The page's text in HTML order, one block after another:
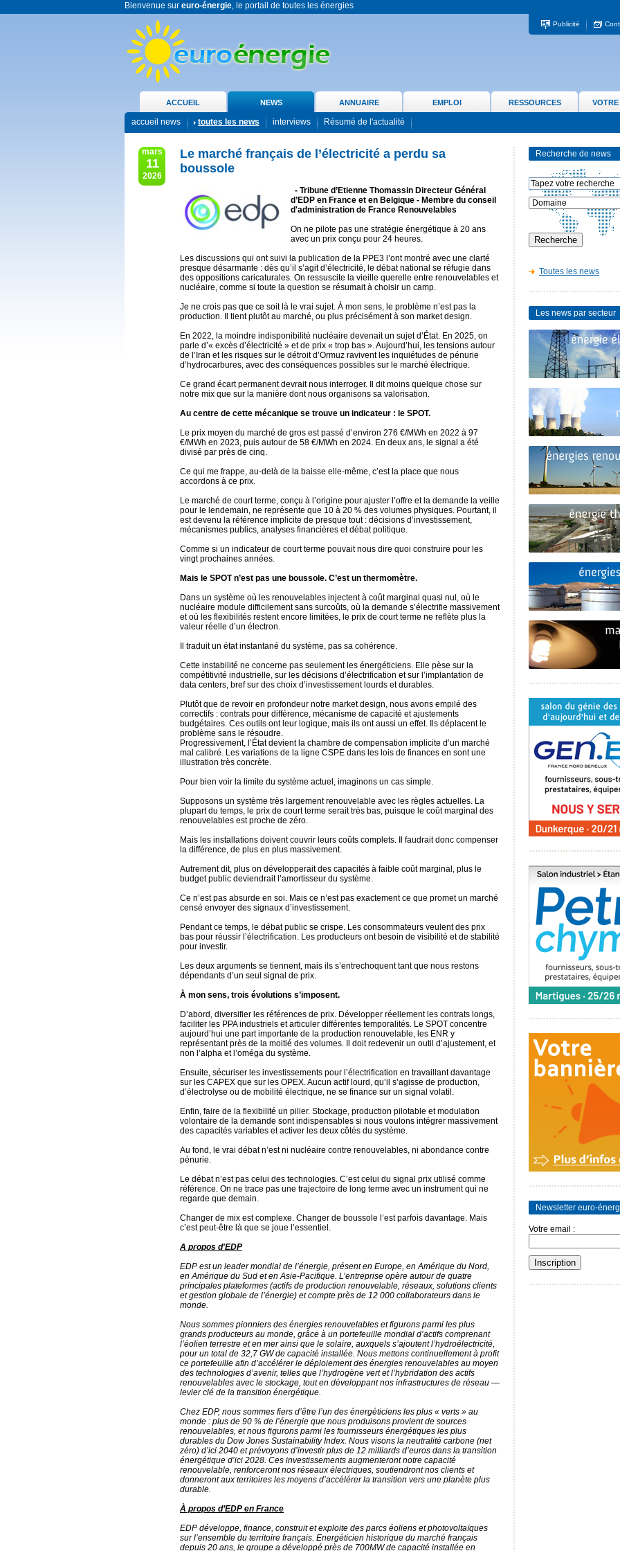
Bienvenue sur euro-énergie, le portail de toutes les énergies
Publicité
ACCUEIL NEWS ANNUAIRE EMPLOI RESSOURCES
accueil news toutes les news interviews Résumé de l'actualité
mars
11
2026
Le marché français de l’électricité a perdu sa
boussole
- Tribune d’Etienne Thomassin Directeur Général
d’EDP en France et en Belgique - Membre du conseil
d'administration de France Renouvelables
On ne pilote pas une stratégie énergétique à 20 ans
avec un prix conçu pour 24 heures.
Les discussions qui ont suivi la publication de la PPE3 l’ont montré avec une clarté
presque désarmante : dès qu’il s’agit d’électricité, le débat national se réfugie dans
des oppositions caricaturales. On ressuscite la vieille querelle entre renouvelables et
nucléaire, comme si toute la question se résumait à choisir un camp.
Je ne crois pas que ce soit là le vrai sujet. À mon sens, le problème n’est pas la
production. Il tient plutôt au marché, ou plus précisément à son market design.
En 2022, la moindre indisponibilité nucléaire devenait un sujet d’État. En 2025, on
parle d’« excès d’électricité » et de prix « trop bas ». Aujourd’hui, les tensions autour
de l’Iran et les risques sur le détroit d’Ormuz ravivent les inquiétudes de pénurie
d’hydrocarbures, avec des conséquences possibles sur le marché électrique.
Ce grand écart permanent devrait nous interroger. Il dit moins quelque chose sur
notre mix que sur la manière dont nous organisons sa valorisation.
Au centre de cette mécanique se trouve un indicateur : le SPOT.
Le prix moyen du marché de gros est passé d’environ 276 €/MWh en 2022 à 97
€/MWh en 2023, puis autour de 58 €/MWh en 2024. En deux ans, le signal a été
divisé par près de cinq.
Ce qui me frappe, au-delà de la baisse elle-même, c’est la place que nous
accordons à ce prix.
Le marché de court terme, conçu à l’origine pour ajuster l’offre et la demande la veille
pour le lendemain, ne représente que 10 à 20 % des volumes physiques. Pourtant, il
est devenu la référence implicite de presque tout : décisions d’investissement,
mécanismes publics, analyses financières et débat politique.
Comme si un indicateur de court terme pouvait nous dire quoi construire pour les
vingt prochaines années.
Mais le SPOT n’est pas une boussole. C’est un thermomètre.
Dans un système où les renouvelables injectent à coût marginal quasi nul, où le
nucléaire module difficilement sans surcoûts, où la demande s’électrifie massivement
et où les flexibilités restent encore limitées, le prix de court terme ne reflète plus la
valeur réelle d’un électron.
Il traduit un état instantané du système, pas sa cohérence.
Cette instabilité ne concerne pas seulement les énergéticiens. Elle pèse sur la
compétitivité industrielle, sur les décisions d’électrification et sur l’implantation de
data centers, bref sur des choix d’investissement lourds et durables.
Plutôt que de revoir en profondeur notre market design, nous avons empilé des
correctifs : contrats pour différence, mécanisme de capacité et ajustements
budgétaires. Ces outils ont leur logique, mais ils ont aussi un effet. Ils déplacent le
problème sans le résoudre.
Progressivement, l’État devient la chambre de compensation implicite d’un marché
mal calibré. Les variations de la ligne CSPE dans les lois de finances en sont une
illustration très concrète.
Pour bien voir la limite du système actuel, imaginons un cas simple.
Supposons un système très largement renouvelable avec les règles actuelles. La
plupart du temps, le prix de court terme serait très bas, puisque le coût marginal des
renouvelables est proche de zéro.
Mais les installations doivent couvrir leurs coûts complets. Il faudrait donc compenser
la différence, de plus en plus massivement.
Autrement dit, plus on développerait des capacités à faible coût marginal, plus le
budget public deviendrait l’amortisseur du système.
Ce n’est pas absurde en soi. Mais ce n’est pas exactement ce que promet un marché
censé envoyer des signaux d’investissement.
Pendant ce temps, le débat public se crispe. Les consommateurs veulent des prix
bas pour réussir l’électrification. Les producteurs ont besoin de visibilité et de stabilité
pour investir.
Les deux arguments se tiennent, mais ils s’entrechoquent tant que nous restons
dépendants d’un seul signal de prix.
À mon sens, trois évolutions s’imposent.
D’abord, diversifier les références de prix. Développer réellement les contrats longs,
faciliter les PPA industriels et articuler différentes temporalités. Le SPOT concentre
aujourd’hui une part importante de la production renouvelable, les ENR y
représentant près de la moitié des volumes. Il doit redevenir un outil d’ajustement, et
non l’alpha et l’oméga du système.
Ensuite, sécuriser les investissements pour l’électrification en travaillant davantage
sur les CAPEX que sur les OPEX. Aucun actif lourd, qu’il s’agisse de production,
d’électrolyse ou de mobilité électrique, ne se finance sur un signal volatil.
Enfin, faire de la flexibilité un pilier. Stockage, production pilotable et modulation
volontaire de la demande sont indispensables si nous voulons intégrer massivement
des capacités variables et activer les deux côtés du système.
Au fond, le vrai débat n’est ni nucléaire contre renouvelables, ni abondance contre
pénurie.
Le débat n’est pas celui des technologies. C’est celui du signal prix utilisé comme
référence. On ne trace pas une trajectoire de long terme avec un instrument qui ne
regarde que demain.
Changer de mix est complexe. Changer de boussole l’est parfois davantage. Mais
c’est peut-être là que se joue l’essentiel.
A propos d'EDP
EDP est un leader mondial de l’énergie, présent en Europe, en Amérique du Nord,
en Amérique du Sud et en Asie-Pacifique. L’entreprise opère autour de quatre
principales plateformes (actifs de production renouvelable, réseaux, solutions clients
et gestion globale de l’énergie) et compte près de 12 000 collaborateurs dans le
monde.
Nous sommes pionniers des énergies renouvelables et figurons parmi les plus
grands producteurs au monde, grâce à un portefeuille mondial d’actifs comprenant
l’éolien terrestre et en mer ainsi que le solaire, auxquels s’ajoutent l’hydroélectricité,
pour un total de 32,7 GW de capacité installée. Nous mettons continuellement à profit
ce portefeuille afin d’accélérer le déploiement des énergies renouvelables au moyen
des technologies d’avenir, telles que l’hydrogène vert et l’hybridation des actifs
renouvelables avec le stockage, tout en développant nos infrastructures de réseau —
levier clé de la transition énergétique.
Chez EDP, nous sommes fiers d’être l’un des énergéticiens les plus « verts » au
monde : plus de 90 % de l’énergie que nous produisons provient de sources
renouvelables, et nous figurons parmi les fournisseurs énergétiques les plus
durables du Dow Jones Sustainability Index. Nous visons la neutralité carbone (net
zéro) d’ici 2040 et prévoyons d’investir plus de 12 milliards d’euros dans la transition
énergétique d’ici 2028. Ces investissements augmenteront notre capacité
renouvelable, renforceront nos réseaux électriques, soutiendront nos clients et
donneront aux territoires les moyens d’accélérer la transition vers une planète plus
durable.
À propos d’EDP en France
EDP développe, finance, construit et exploite des parcs éoliens et photovoltaïques
sur l’ensemble du territoire français. Energéticien historique du marché français
depuis 20 ans, le groupe a développé près de 700MW de capacité installée en
Recherche de news
Toutes les news
Les news par secteur
Newsletter euro-
Votre email :